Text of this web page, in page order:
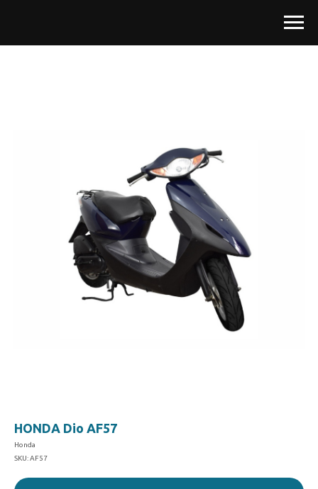
HONDA Dio AF57
Honda
SKU:AF57